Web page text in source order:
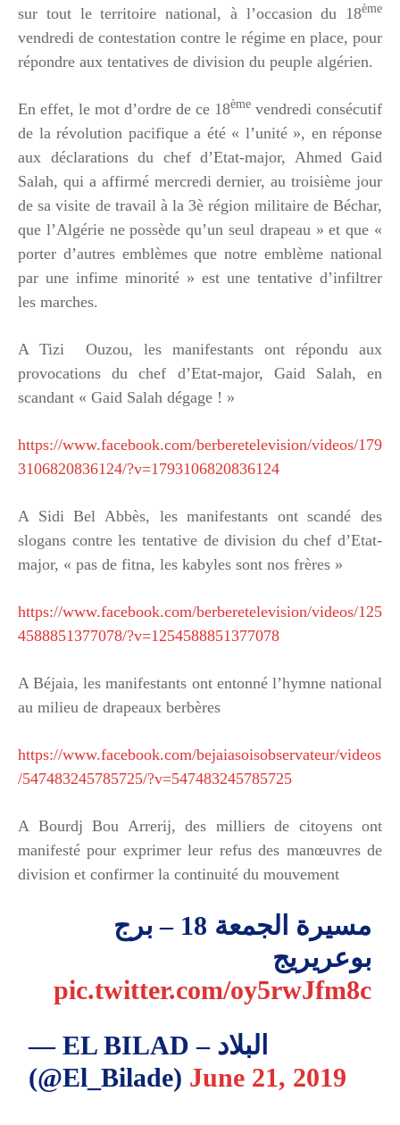
sur tout le territoire national, à l’occasion du 18ème
vendredi de contestation contre le régime en place, pour
répondre aux tentatives de division du peuple algérien.
En effet, le mot d’ordre de ce 18ème vendredi consécutif
de la révolution pacifique a été « l’unité », en réponse
aux déclarations du chef d’Etat-major, Ahmed Gaid
Salah, qui a affirmé mercredi dernier, au troisième jour
de sa visite de travail à la 3è région militaire de Béchar,
que l’Algérie ne possède qu’un seul drapeau » et que «
porter d’autres emblèmes que notre emblème national
par une infime minorité » est une tentative d’infiltrer
les marches.
A Tizi Ouzou, les manifestants ont répondu aux
provocations du chef d’Etat-major, Gaid Salah, en
scandant « Gaid Salah dégage ! »
https://www.facebook.com/berberetelevision/videos/179
3106820836124/?v=1793106820836124
A Sidi Bel Abbès, les manifestants ont scandé des
slogans contre les tentative de division du chef d’Etat-
major, « pas de fitna, les kabyles sont nos frères »
https://www.facebook.com/berberetelevision/videos/125
4588851377078/?v=1254588851377078
A Béjaia, les manifestants ont entonné l’hymne national
au milieu de drapeaux berbères
https://www.facebook.com/bejaiasoisobservateur/videos
/547483245785725/?v=547483245785725
A Bourdj Bou Arrerij, des milliers de citoyens ont
manifesté pour exprimer leur refus des manœuvres de
division et confirmer la continuité du mouvement
مسيرة الجمعة 18 – برج
بوعريريج
pic.twitter.com/oy5rwJfm8c
— EL BILAD – البلاد
(@El_Bilade) June 21, 2019